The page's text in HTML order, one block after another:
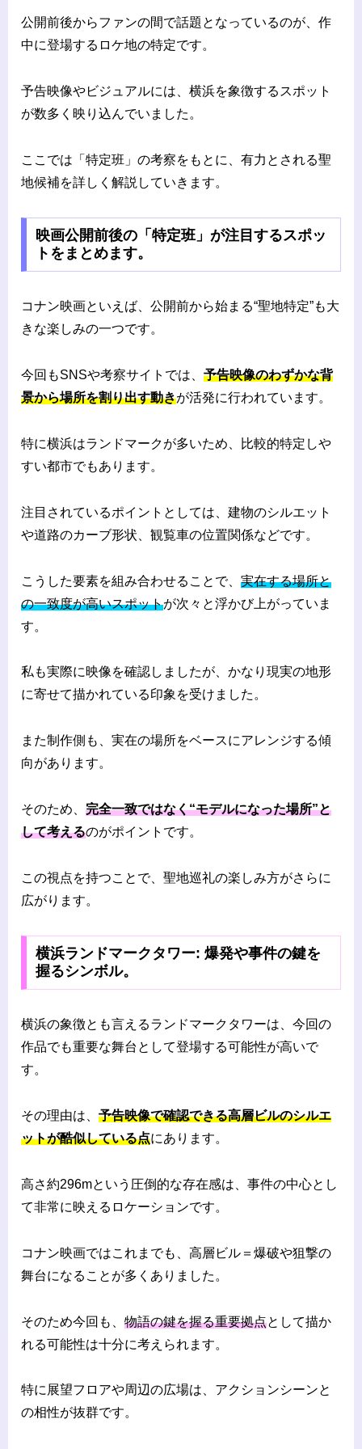
公開前後からファンの間で話題となっているのが、作
中に登場するロケ地の特定です。
予告映像やビジュアルには、横浜を象徴するスポット
が数多く映り込んでいました。
ここでは「特定班」の考察をもとに、有力とされる聖
地候補を詳しく解説していきます。
映画公開前後の「特定班」が注目するスポッ
トをまとめます。
コナン映画といえば、公開前から始まる“聖地特定”も大
きな楽しみの一つです。
今回もSNSや考察サイトでは、 予告映像のわずかな背
景から場所を割り出す動きが活発に行われています。
特に横浜はランドマークが多いため、比較的特定しや
すい都市でもあります。
注目されているポイントとしては、建物のシルエット
や道路のカーブ形状、観覧車の位置関係などです。
こうした要素を組み合わせることで、 実在する場所と
の一致度が高いスポットが次々と浮かび上がっていま
す。
私も実際に映像を確認しましたが、かなり現実の地形
に寄せて描かれている印象を受けました。
また制作側も、実在の場所をベースにアレンジする傾
向があります。
そのため、 完全一致ではなく“モデルになった場所”と
して考えるのがポイントです。
この視点を持つことで、聖地巡礼の楽しみ方がさらに
広がります。
横浜ランドマークタワー: 爆発や事件の鍵を
握るシンボル。
横浜の象徴とも言えるランドマークタワーは、今回の
作品でも重要な舞台として登場する可能性が高いで
す。
その理由は、 予告映像で確認できる高層ビルのシルエ
ットが酷似している点にあります。
高さ約296mという圧倒的な存在感は、事件の中心とし
て非常に映えるロケーションです。
コナン映画ではこれまでも、高層ビル＝爆破や狙撃の
舞台になることが多くありました。
そのため今回も、 物語の鍵を握る重要拠点として描か
れる可能性は十分に考えられます。
特に展望フロアや周辺の広場は、アクションシーンと
の相性が抜群です。